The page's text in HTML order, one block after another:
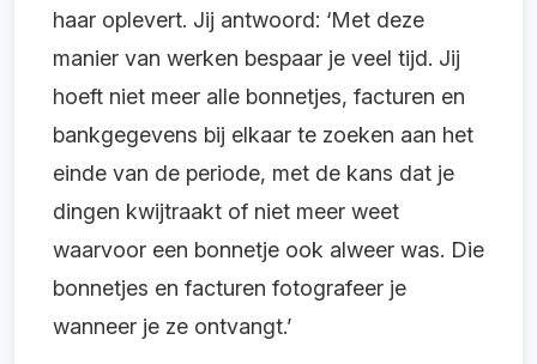
haar oplevert. Jij antwoord: ‘Met deze
manier van werken bespaar je veel tijd. Jij
hoeft niet meer alle bonnetjes, facturen en
bankgegevens bij elkaar te zoeken aan het
einde van de periode, met de kans dat je
dingen kwijtraakt of niet meer weet
waarvoor een bonnetje ook alweer was. Die
bonnetjes en facturen fotografeer je
wanneer je ze ontvangt.’